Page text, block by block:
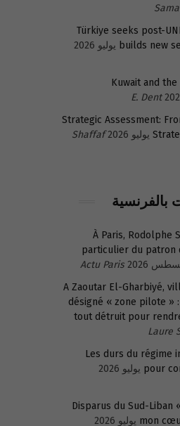
Türkiye seeks post-
builds new
Kuwait and
E. Dent
Strategic Assessment:
Shaffaf
بالفرنسية
À Paris, Rodolphe
particulier du patron
Actu Paris
A Zaoutar El-Gharbiyé,
désigné « zone pilote »
tout détruit pour
Laure
Les durs du régime
pour
Disparus du Sud-Liban
mon